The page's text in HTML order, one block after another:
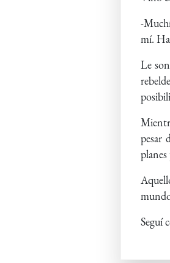
-
mí. Ha
Le
pesar
Seguí